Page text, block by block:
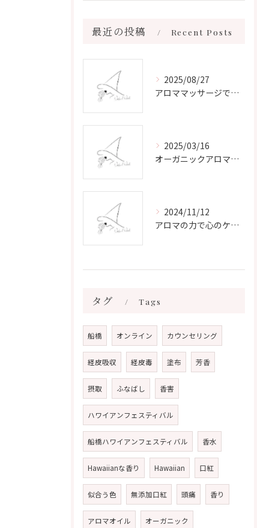
最近の投稿 Recent Posts
2025/08/27
アロママッサージで叶える心身リラックスと健康維持の新習慣ガイド
2025/03/16
オーガニックアロマで心と体を癒す
2024/11/12
アロマの力で心のケアをする方法
タグ Tags
船橋 オンライン カウンセリング
経皮吸収 経皮毒 塗布 芳香
摂取 ふなばし 香害
ハワイアンフェスティバル
船橋ハワイアンフェスティバル 香水
Hawaiianな香り Hawaiian 口紅
似合う色 無添加口紅 頭痛 香り
アロマオイル オーガニック